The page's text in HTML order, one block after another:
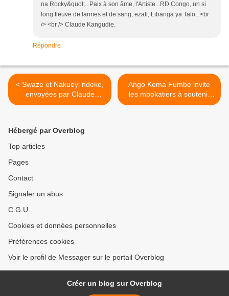
na Rocky&quot;...Paix à son âme, l'Artiste...RD Congo, un si
long fleuve de larmes et de sang, ezali, Libanga ya Talo...<br
/> <br /> Claude Kangudie.
Répondre
< Swaze et Nakueyi ndeke,
envoyées par Claude
Kangudie pour consoler les
Ango Kema Fumbe invite
les mbokatiers à soutenir
financièrement le site >
Hébergé par Overblog
Top articles
Pages
Contact
Signaler un abus
C.G.U.
Cookies et données personnelles
Préférences cookies
Voir le profil de Messager sur le portail Overblog
Créer un blog sur Overblog